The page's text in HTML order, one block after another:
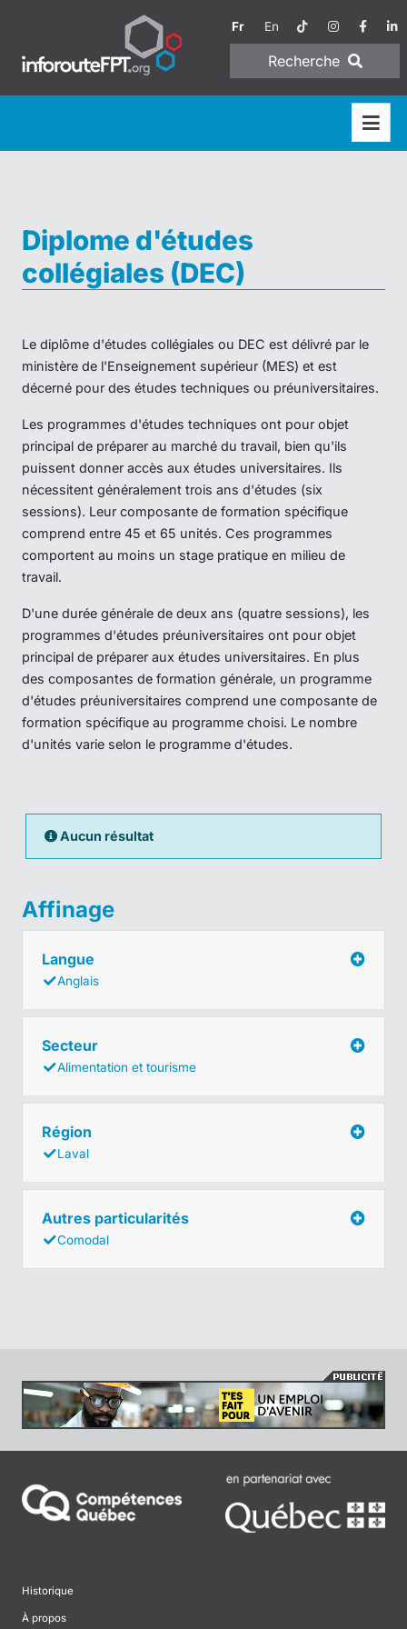
Fr En
Recherche
Diplome d'études
collégiales (DEC)
Le diplôme d'études collégiales ou DEC est délivré par le
ministère de l'Enseignement supérieur (MES) et est
décerné pour des études techniques ou préuniversitaires.
Les programmes d'études techniques ont pour objet
principal de préparer au marché du travail, bien qu'ils
puissent donner accès aux études universitaires. Ils
nécessitent généralement trois ans d'études (six
sessions). Leur composante de formation spécifique
comprend entre 45 et 65 unités. Ces programmes
comportent au moins un stage pratique en milieu de
travail.
D'une durée générale de deux ans (quatre sessions), les
programmes d'études préuniversitaires ont pour objet
principal de préparer aux études universitaires. En plus
des composantes de formation générale, un programme
d'études préuniversitaires comprend une composante de
formation spécifique au programme choisi. Le nombre
d'unités varie selon le programme d'études.
Aucun résultat
Affinage
Langue
Anglais
Secteur
Alimentation et tourisme
Région
Laval
Autres particularités
Comodal
Historique
À propos